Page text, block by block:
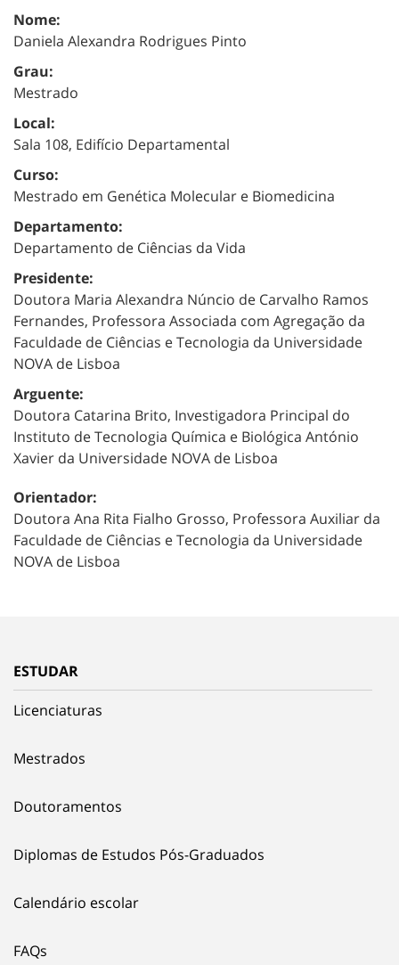
Nome:
Daniela Alexandra Rodrigues Pinto
Grau:
Mestrado
Local:
Sala 108, Edifício Departamental
Curso:
Mestrado em Genética Molecular e Biomedicina
Departamento:
Departamento de Ciências da Vida
Presidente:
Doutora Maria Alexandra Núncio de Carvalho Ramos
Fernandes, Professora Associada com Agregação da
Faculdade de Ciências e Tecnologia da Universidade
NOVA de Lisboa
Arguente:
Doutora Catarina Brito, Investigadora Principal do
Instituto de Tecnologia Química e Biológica António
Xavier da Universidade NOVA de Lisboa
Orientador:
Doutora Ana Rita Fialho Grosso, Professora Auxiliar da
Faculdade de Ciências e Tecnologia da Universidade
NOVA de Lisboa
ESTUDAR
Licenciaturas
Mestrados
Doutoramentos
Diplomas de Estudos Pós-Graduados
Calendário escolar
FAQs